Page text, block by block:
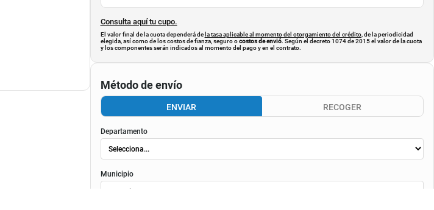
Consulta aquí tu cupo.
El valor final de la cuota dependerá de la tasa aplicable al momento del otorgamiento del crédito, de la periodicidad
elegida, así como de los costos de fianza, seguro ocostos de envió. Según el decreto 1074 de 2015 el valor de la cuota
y los componentes serán indicados al momento del pago y en el contrato.
Método de envío
ENVIAR RECOGER
Departamento
Municipio